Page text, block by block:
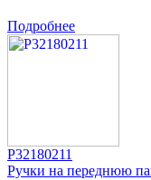
Подробнее
P32180211
Ручки на переднюю